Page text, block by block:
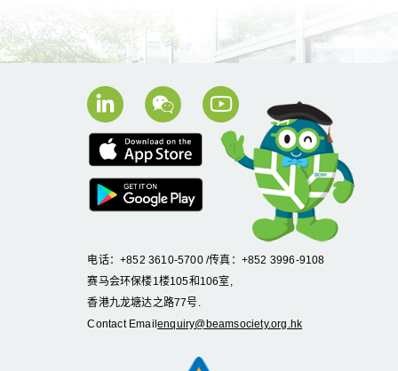
电话：+852 3610-5700 /传真：+852 3996-9108
赛马会环保楼1楼105和106室,
香港九龙塘达之路77号.
Contact Emailenquiry@beamsociety.org.hk